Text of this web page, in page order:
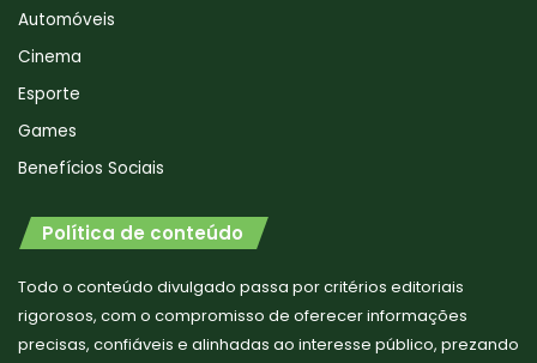
Automóveis
Cinema
Esporte
Games
Benefícios Sociais
Política de conteúdo
Todo o conteúdo divulgado passa por critérios editoriais
rigorosos, com o compromisso de oferecer informações
precisas, confiáveis e alinhadas ao interesse público, prezando